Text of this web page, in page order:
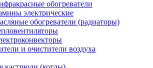
обогреватели
электрические
обогреватели (радиаторы)
и очистители воздуха